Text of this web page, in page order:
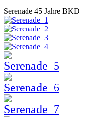
Serenade 45 Jahre BKD